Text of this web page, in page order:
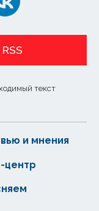
текст
и мнения
центр